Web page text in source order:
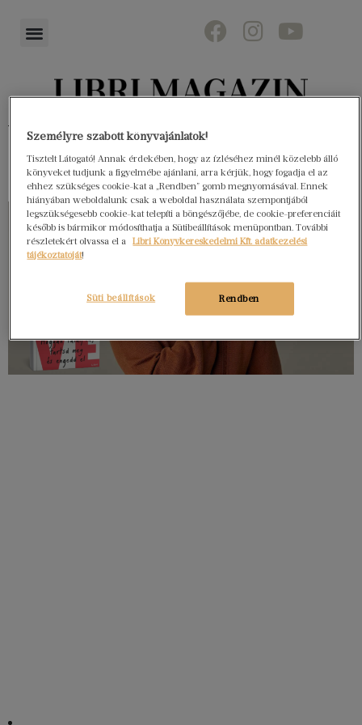
Személyre szabott könyvajánlatok!
Tisztelt Látogató! Annak érdekében, hogy az ízléséhez minél közelebb álló
könyveket tudjunk a figyelmébe ajánlani, arra kérjük, hogy fogadja el az
ehhez szükséges cookie-kat a „Rendben” gomb megnyomásával. Ennek
hiányában weboldalunk csak a weboldal használata szempontjából
legszükségesebb cookie-kat telepíti a böngészőjébe, de cookie-preferenciáit
később is bármikor módosíthatja a Sütibeállítások menüpontban. További
részletekért olvassa el a
Libri Könyvkereskedelmi Kft. adatkezelési
tájékoztatóját!
Rendben
Süti beállítások